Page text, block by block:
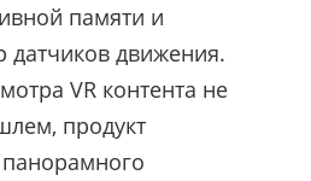
памяти и
движения.
VR контента не
продукт